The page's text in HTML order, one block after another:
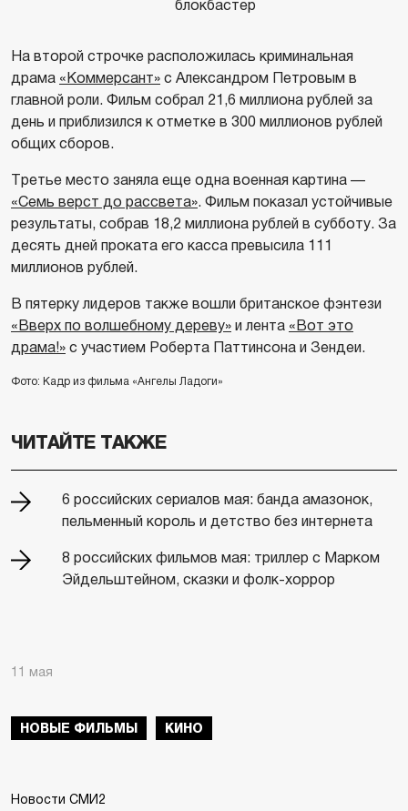
блокбастер
На второй строчке расположилась криминальная
драма «Коммерсант» с Александром Петровым в
главной роли. Фильм собрал 21,6 миллиона рублей за
день и приблизился к отметке в 300 миллионов рублей
общих сборов.
Третье место заняла еще одна военная картина —
«Семь верст до рассвета». Фильм показал устойчивые
результаты, собрав 18,2 миллиона рублей в субботу. За
десять дней проката его касса превысила 111
миллионов рублей.
В пятерку лидеров также вошли британское фэнтези
«Вверх по волшебному дереву» и лента «Вот это
драма!» с участием Роберта Паттинсона и Зендеи.
Фото: Кадр из фильма «Ангелы Ладоги»
ЧИТАЙТЕ ТАКЖЕ
6 российских сериалов мая: банда амазонок,
пельменный король и детство без интернета
8 российских фильмов мая: триллер с Марком
Эйдельштейном, сказки и фолк-хоррор
11 мая
НОВЫЕ ФИЛЬМЫ КИНО
Новости СМИ2